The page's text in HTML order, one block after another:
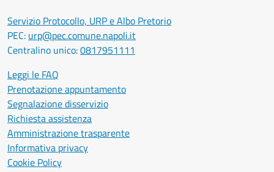
Servizio Protocollo, URP e Albo Pretorio
PEC: urp@pec.comune.napoli.it
Centralino unico:0817951111
Leggi le FAQ
Prenotazione appuntamento
Segnalazione disservizio
Richiesta assistenza
Amministrazione trasparente
Informativa privacy
Cookie Policy